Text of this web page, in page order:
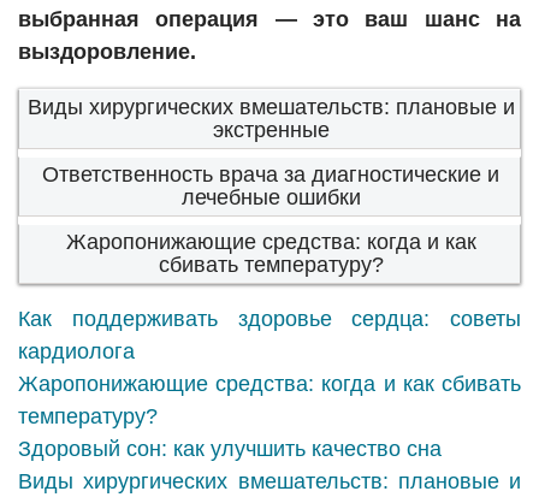
выбранная операция — это ваш шанс на
выздоровление.
Виды хирургических вмешательств: плановые и
экстренные
Ответственность врача за диагностические и
лечебные ошибки
Жаропонижающие средства: когда и как
сбивать температуру?
Как поддерживать здоровье сердца: советы
кардиолога
Жаропонижающие средства: когда и как сбивать
температуру?
Здоровый сон: как улучшить качество сна
Виды хирургических вмешательств: плановые и